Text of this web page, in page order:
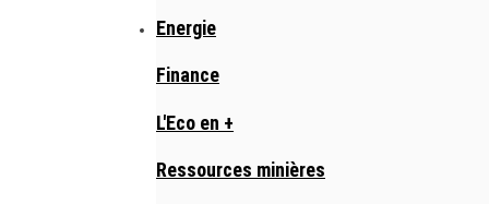
Energie
Finance
L'Eco en +
Ressources minières